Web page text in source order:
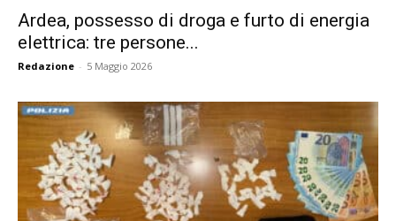
Ardea, possesso di droga e furto di energia
elettrica: tre persone...
Redazione - 5 Maggio 2026